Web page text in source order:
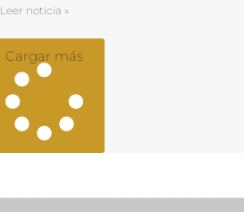
Leer noticia »
Cargar más